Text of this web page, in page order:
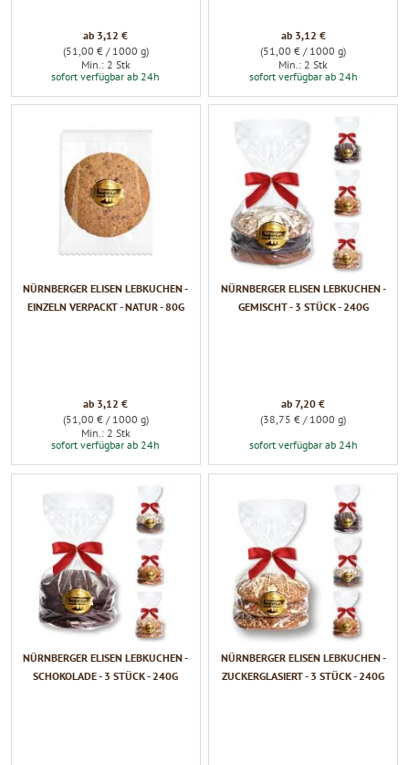
Zeidlerschloss in
Markt Feucht an
diese Tradition
ab 3,12 €
(51,00 € / 1000 g)
Min.: 2 Stk
sofort verfügbar ab 24h
ab 3,12 €
(51,00 € / 1000 g)
Min.: 2 Stk
sofort verfügbar ab 24h
NÜRNBERGER ELISEN LEBKUCHEN -
EINZELN VERPACKT - NATUR - 80G
ab 3,12 €
(51,00 € / 1000 g)
Min.: 2 Stk
sofort verfügbar ab 24h
NÜRNBERGER ELISEN LEBKUCHEN -
GEMISCHT - 3 STÜCK - 240G
ab 7,20 €
(38,75 € / 1000 g)
sofort verfügbar ab 24h
NÜRNBERGER ELISEN LEBKUCHEN -
SCHOKOLADE - 3 STÜCK - 240G
NÜRNBERGER ELISEN LEBKUCHEN -
ZUCKERGLASIERT - 3 STÜCK - 240G